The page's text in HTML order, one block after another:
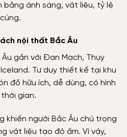
bằng ánh sáng, vật liệu, tỷ lệ
nội thất Bắc Âu
gắn với Đan Mạch, Thụy
Tư duy thiết kế tại khu
đồ hữu ích, dễ dùng, có hình
gian.
khiến người Bắc Âu chú trọng
vật liệu tạo độ ấm. Vì vậy,